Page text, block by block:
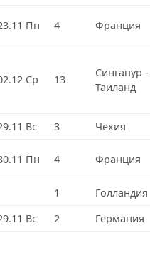
Пн 4 Франция
Ср 13
Сингапур -
Таиланд
Вс 3 Чехия
Пн 4 Франция
1 Голландия
Вс 2 Германия